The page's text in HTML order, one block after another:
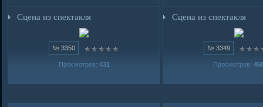
Сцена из спектакля
№ 3350
Просмотров: 431
Сцена из спектакля
№ 3349
Просмотров: